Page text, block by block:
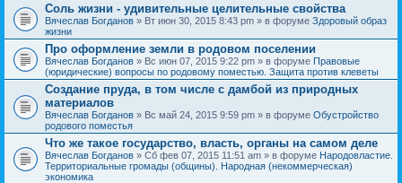
Соль жизни - удивительные целительные свойства
Вячеслав Богданов » Вт июн 30, 2015 8:43 pm » в форуме Здоровый образ
жизни
Про оформление земли в родовом поселении
Вячеслав Богданов » Вс июн 07, 2015 9:22 pm » в форуме Правовые
(юридические) вопросы по родовому поместью. Защита против клеветы
Создание пруда, в том числе с дамбой из природных
материалов
Вячеслав Богданов » Вс май 24, 2015 9:59 pm » в форуме Обустройство
родового поместья
Что же такое государство, власть, органы на самом деле
Вячеслав Богданов » Сб фев 07, 2015 11:51 am » в форуме Народовластие.
Территориальные громады (общины). Народная (некоммерческая)
экономика